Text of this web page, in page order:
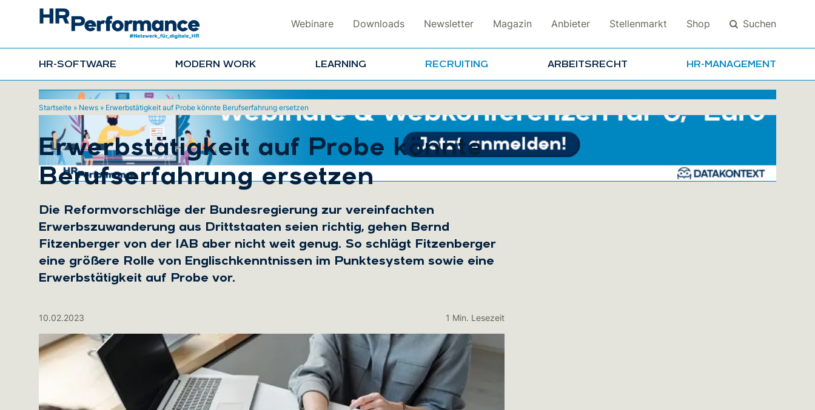
Webinare Downloads Newsletter Magazin Anbieter Stellenmarkt Shop Suchen
HR-SOFTWARE MODERN WORK LEARNING RECRUITING ARBEITSRECHT HR-MANAGEMENT
Startseite » News » Erwerbstätigkeit auf Probe könnte Berufserfahrung ersetzen
Erwerbstätigkeit auf Probe könnte
Berufserfahrung ersetzen
Die Reformvorschläge der Bundesregierung zur vereinfachten
Erwerbszuwanderung aus Drittstaaten seien richtig, gehen Bernd
Fitzenberger von der IAB aber nicht weit genug. So schlägt Fitzenberger
eine größere Rolle von Englischkenntnissen im Punktesystem sowie eine
Erwerbstätigkeit auf Probe vor.
10.02.2023 1 Min. Lesezeit